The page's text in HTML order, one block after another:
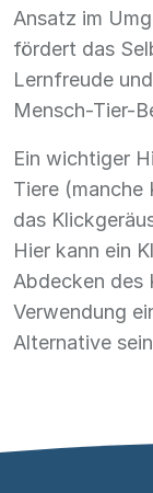
Ansatz im
fördert das
Lernfreude
Mensch-Tier-
Ein wichtiger
Tiere (manche
das
Hier kann ein
Abdecken des
Verwendung
Alternative